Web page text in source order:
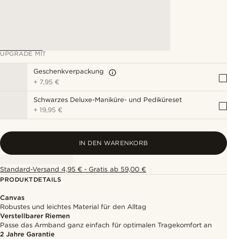
UPGRADE MIT
Geschenkverpackung
+ 7,95 €
Schwarzes Deluxe-Maniküre- und Pediküreset
+19,95 €
IN DEN WARENKORB
Standard-Versand 4,95 € - Gratis ab 59,00 €
PRODUKTDETAILS
Canvas
Robustes und leichtes Material für den Alltag
Verstellbarer Riemen
Passe das Armband ganz einfach für optimalen Tragekomfort an
2 Jahre Garantie